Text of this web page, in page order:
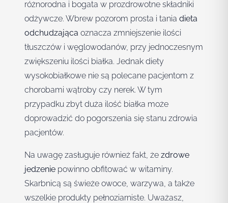
różnorodna i bogata w prozdrowotne składniki
odżywcze. Wbrew pozorom prosta i tania dieta
odchudzająca oznacza zmniejszenie ilości
tłuszczów i węglowodanów, przy jednoczesnym
zwiększeniu ilości białka. Jednak diety
wysokobiałkowe nie są polecane pacjentom z
chorobami wątroby czy nerek. W tym
przypadku zbyt duża ilość białka może
doprowadzić do pogorszenia się stanu zdrowia
pacjentów.
Na uwagę zasługuje również fakt, że zdrowe
jedzenie powinno obfitować w witaminy.
Skarbnicą są świeże owoce, warzywa, a także
wszelkie produkty pełnoziarniste. Uważasz,